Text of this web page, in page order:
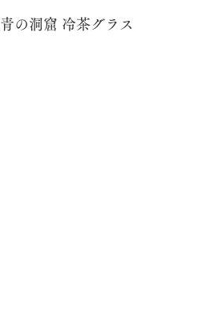
青の洞窟 冷茶グラス